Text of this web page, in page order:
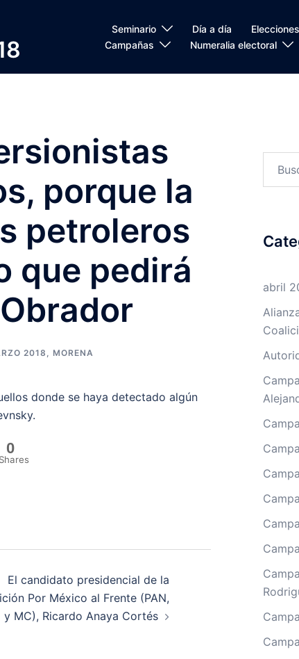
Seminario Día a día
Campañas
Numeralia electoral
porque la
petroleros
que pedirá
2018, MORENA
donde se haya detectado algún
0
Shares
El candidato presidencial de la
Por México al Frente (PAN,
y MC), Ricardo Anaya Cortés
abril